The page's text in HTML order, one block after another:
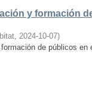
y formación
, 2024-10-07)
de públicos en